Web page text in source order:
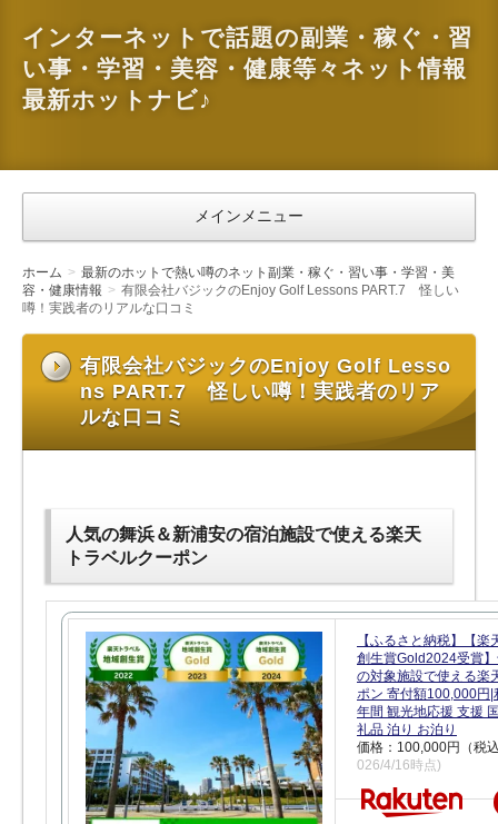
インターネットで話題の副業・稼ぐ・習
い事・学習・美容・健康等々ネット情報
最新ホットナビ♪
メインメニュー
ホーム
最新のホットで熱い噂のネット副業・稼ぐ・習い事・学習・美
容・健康情報
有限会社バジックのEnjoy Golf Lessons PART.7 怪しい
噂！実践者のリアルな口コミ
有限会社バジックのEnjoy Golf Lesso
ns PART.7 怪しい噂！実践者のリア
ルな口コミ
人気の舞浜＆新浦安の宿泊施設で使える楽天
トラベルクーポン
【ふるさと納税】【楽
創生賞Gold2024受賞
の対象施設で使える楽
ポン 寄付額100,000円|
年間 観光地応援 支援
礼品 泊り お泊り
価格：100,000円（税
026/4/16時点)